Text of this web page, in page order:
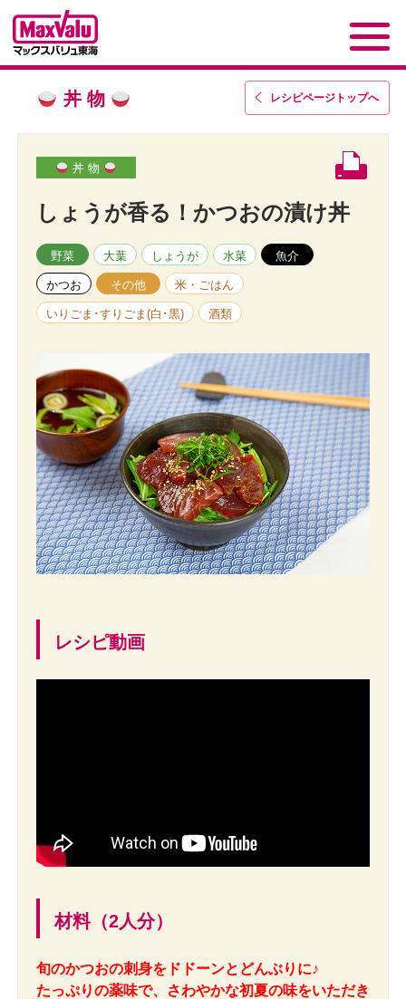
レシピページトップへ
丼 物
丼 物
しょうが香る！かつおの漬け丼
野菜 大葉 しょうが 水菜 魚介
かつお その他 米・ごはん
いりごま･すりごま(白･黒) 酒類
レシピ動画
材料（2人分）
旬のかつおの刺身をドドーンとどんぶりに♪
たっぷりの薬味で、さわやかな初夏の味をいただき